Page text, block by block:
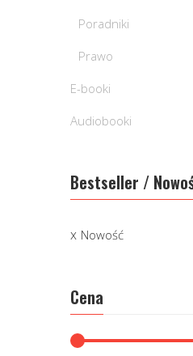
Poradniki
Prawo
E-booki
Audiobooki
Bestseller /
Nowość
Cena